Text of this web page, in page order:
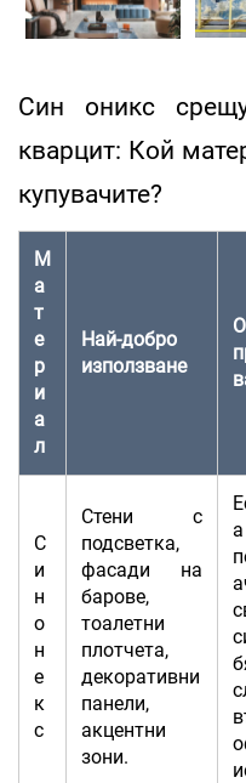
Син оникс
кварцит: Кой
купувачите?
М
а
т
е
р
и
а
л
Най-добро
използване
С
и
н
о
н
е
к
с
Стени с
подсветка,
фасади на
барове,
тоалетни
плотчета,
декоративни
панели,
акцентни
зони.
а